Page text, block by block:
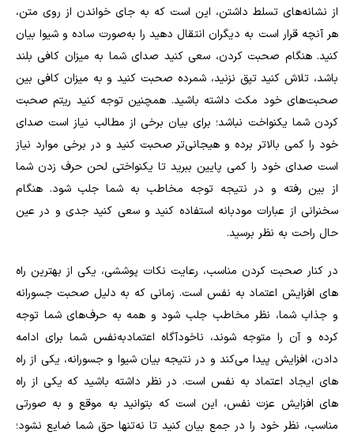
از نشانه‌های تسلط داشتن، این است که به جای خواندن از روی متن،
هر آنچه قرار است به دیگران انتقال دهید را به‌صورت ساده و شیوا بیان
کنید. هنگام صحبت کردن، سعی کنید صدای شما به میزان کافی بلند
باشد، تلاش کنید تپق نزنید، شمرده صحبت کنید و به میزان کافی بین
صحبت‌های خود مکث داشته باشید. همچنین توجه کنید ریتم صحبت
کردن شما یکنواخت نباشد؛ برای بیان برخی از مطالب نیاز است صدای
خود را کمی بالاتر برده و هیجانی‌تر صحبت کنید و در برخی موارد نیاز
است صدای خود را کمی پایین ببرید تا یکنواختی لحن حرف زدن شما
از بین رفته و در نتیجه توجه مخاطب به شما جلب شود. هنگام
سخنرانی از عبارات مودبانه استفاده کنید و سعی کنید جدی و در عین
حال راحت به نظر برسید.
در کنار صحبت کردن مناسب، رعایت نکات پوششی، یکی از بهترین راه
های افزایش اعتماد به نفس است. زمانی که به دلیل صحبت جسورانه
و جذاب شما، نظر مخاطب جلب شود و همه به حرف‌های شما توجه
کرده و آن را متوجه شوند، ناخودآگاه اعتمادبه‌نفس شما برای ادامه
دادن، افزایش پیدا می‌کند و در نتیجه بیان شیوا و جسورانه، یکی از راه
های ایجاد اعتماد به نفس است. در نظر داشته باشید که یکی از راه
های افزایش عزت نفس، این است که بتوانید به موقع و به صورتی
مناسب، نظر خود را در جمع بیان کنید تا نه‌تنها حق شما ضایع نشود؛